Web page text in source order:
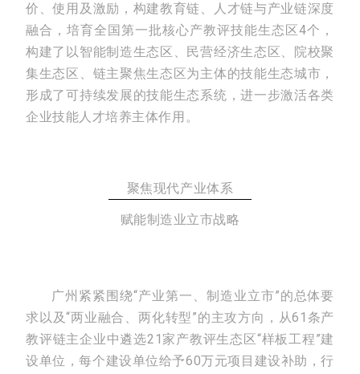
价、使用及激励，构建教育链、人才链与产业链深度
融合，培育全国第一批核心产教评技能生态区4个，
构建了以智能制造生态区、民营经济生态区、院校聚
集生态区、链主聚焦生态区为主体的技能生态城市，
形成了可持续发展的技能生态系统，进一步激活各类
企业技能人才培养主体作用。
聚焦现代产业体系
赋能制造业立市战略
广州紧紧围绕“产业第一、制造业立市”的总体要
求以及“两业融合、两化转型”的主攻方向，从61条产
教评链主企业中遴选21家产教评生态区“样板工程”建
设单位，每个建设单位给予60万元项目建设补助，行